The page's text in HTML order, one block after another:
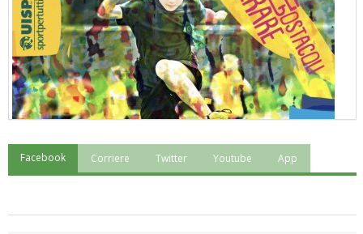
"Superare gli ostacoli": la relazione di Tiziano Pesce al CN Uisp
Facebook Corriere Twitter Youtube App